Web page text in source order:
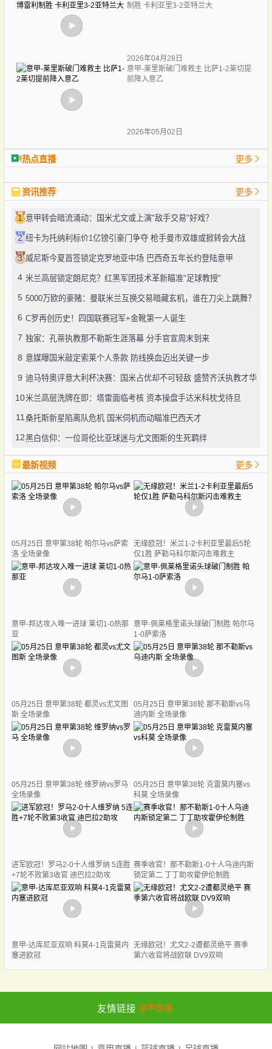
制胜 卡利亚里3-2亚特兰大
2026年04月28日
意甲-莱里斯破门难救主 比萨1-2莱切提
前降入意乙
2026年05月02日
热点直播 更多
资讯推荐 更多
1 意甲转会暗流涌动：国米尤文或上演"敌手交易"好戏？
2 纽卡为托纳利标价1亿镑引豪门争夺 枪手曼市双雄或掀转会大战
3 威尼斯今夏首签锁定克罗地亚中场 巴西奇五年长约登陆意甲
4 米兰高层锁定朗尼克？红黑军团技术革新瞄准"足球教授"
5 5000万欧的豪赌：曼联米兰互换交易暗藏玄机，谁在刀尖上跳舞？
6 C罗再创历史！四国联赛冠军+金靴第一人诞生
7 独家：孔蒂执教那不勒斯生涯落幕 分手官宣周末到来
8 意媒曝国米敲定索莱个人条款 防线换血迈出关键一步
9 迪马特奥评意大利杯决赛：国米占优却不可轻敌 盛赞齐沃执教才华
10米兰高层洗牌在即：塔雷面临考核 资本操盘手达米科枕戈待旦
11桑托斯新星陷离队危机 国米伺机而动瞄准巴西天才
12黑白信仰：一位哥伦比亚球迷与尤文图斯的生死羁绊
最新视频 更多
05月25日 意甲第38轮 帕尔马vs萨索
洛 全场录像
无缘欧冠！米兰1-2卡利亚里最后5轮
仅1胜 萨勒马科尔斯闪击难救主
意甲-邦达攻入唯一进球 莱切1-0热那
亚
意甲-佩莱格里诺头球破门制胜 帕尔马
1-0萨索洛
05月25日 意甲第38轮 都灵vs尤文图
斯 全场录像
05月25日 意甲第38轮 那不勒斯vs乌
迪内斯 全场录像
05月25日 意甲第38轮 维罗纳vs罗马
全场录像
05月25日 意甲第38轮 克雷莫内塞vs
科莫 全场录像
进军欧冠！罗马2-0十人维罗纳 5连胜
+7轮不败第3收官 迪巴拉2助攻
赛季收官！那不勒斯1-0十人乌迪内斯
锁定第二 丁丁助攻霍伊伦制胜
意甲-达库尼亚双响 科莫4-1克雷莫内
塞进欧冠
无缘欧冠！尤文2-2遭都灵绝平 赛季
第六收官将战欧联 DV9双响
友情链接 意甲直播